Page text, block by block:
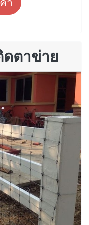
ดตาข่าย